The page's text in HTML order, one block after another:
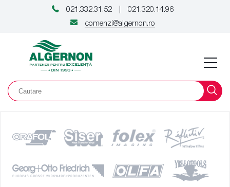
021.332.31.52
021.320.14.96
comenzi@algernon.ro